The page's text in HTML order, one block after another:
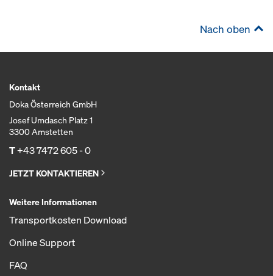
Nach oben
Kontakt
Doka Österreich GmbH
Josef Umdasch Platz 1
3300 Amstetten
T+43 7472 605 - 0
JETZT KONTAKTIEREN
Weitere Informationen
Transportkosten Download
Online Support
FAQ